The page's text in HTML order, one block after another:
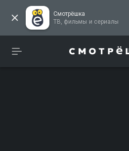
Смотрёшка
ТВ, фильмы и сериалы